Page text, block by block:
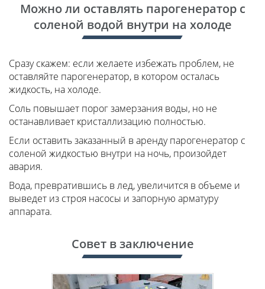
Можно ли оставлять парогенератор с
соленой водой внутри на холоде
Сразу скажем: если желаете избежать проблем, не
оставляйте парогенератор, в котором осталась
жидкость, на холоде.
Соль повышает порог замерзания воды, но не
останавливает кристаллизацию полностью.
Если оставить заказанный в аренду парогенератор с
соленой жидкостью внутри на ночь, произойдет
авария.
Вода, превратившись в лед, увеличится в объеме и
выведет из строя насосы и запорную арматуру
аппарата.
Совет в заключение